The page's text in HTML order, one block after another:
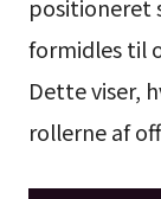
positioneret
formidles til
Dette viser,
rollerne af